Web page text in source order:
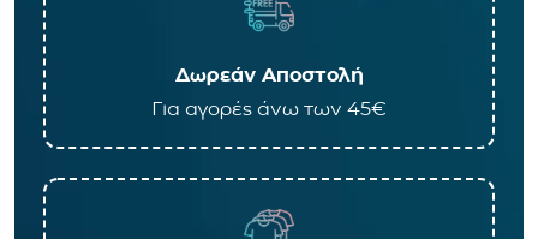
Δωρεάν Αποστολή
Για αγορές άνω των 45€